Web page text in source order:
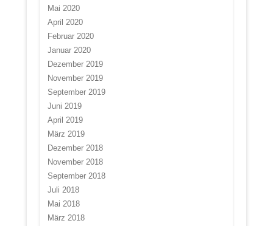
Mai 2020
April 2020
Februar 2020
Januar 2020
Dezember 2019
November 2019
September 2019
Juni 2019
April 2019
März 2019
Dezember 2018
November 2018
September 2018
Juli 2018
Mai 2018
März 2018